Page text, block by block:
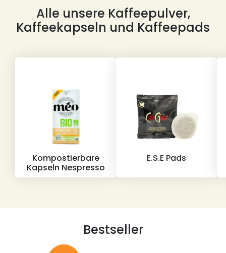
Alle unsere Kaffeepulver,
Kaffeekapseln und Kaffeepads
Kompostierbare
Kapseln Nespresso
E.S.E Pads
Bestseller